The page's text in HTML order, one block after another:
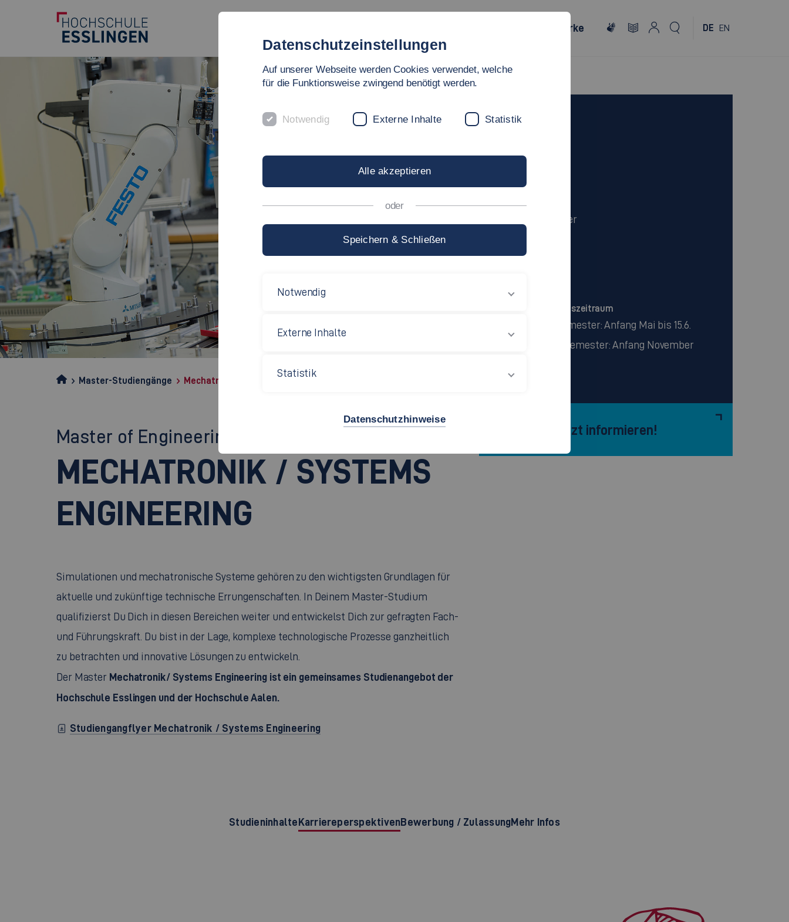
Netzwerke DE EN
Master-Studiengänge Mechatronik/Systems Engineering
Master of Engineering (M.Eng.)
MECHATRONIK / SYSTEMS
ENGINEERING
Simulationen und mechatronische Systeme gehören zu den wichtigsten Grundlagen für
aktuelle und zukünftige technische Errungenschaften. In Deinem Master-Studium
qualifizierst Du Dich in diesen Bereichen weiter und entwickelst Dich zur gefragten Fach-
und Führungskraft. Du bist in der Lage, komplexe technologische Prozesse ganzheitlich
zu betrachten und innovative Lösungen zu entwickeln.
Der Master Mechatronik/ Systems Engineering ist ein gemeinsames Studienangebot der
Hochschule Esslingen und der Hochschule Aalen.
Studiengangflyer Mechatronik / Systems Engineering
3 Semester
Sprache
Bewerbungszeitraum
Wintersemester: Anfang Mai bis 15.6.
Sommersemester: Anfang November
Jetzt informieren!
StudieninhalteKarriereperspektivenBewerbung / ZulassungMehr Infos
Datenschutzeinstellungen
Auf unserer Webseite werden Cookies verwendet, welche
für die Funktionsweise zwingend benötigt werden.
Notwendig Externe Inhalte Statistik
Alle akzeptieren
oder
Speichern & Schließen
Notwendig
Externe Inhalte
Statistik
Datenschutzhinweise